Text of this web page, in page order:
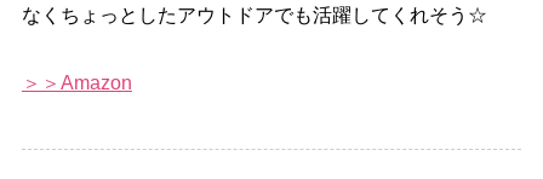
なくちょっとしたアウトドアでも活躍してくれそう☆
＞＞Amazon